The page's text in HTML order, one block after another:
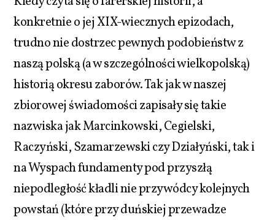
konkretnie o jej XIX-wiecznych epizodach,
trudno nie dostrzec pewnych podobieństw z
naszą polską (a w szczególności wielkopolską)
historią okresu zaborów. Tak jak w naszej
zbiorowej świadomości zapisały się takie
nazwiska jak Marcinkowski, Cegielski,
Raczyński, Szamarzewski czy Działyński, tak i
na Wyspach fundamenty pod przyszłą
niepodległość kładli nie przywódcy kolejnych
powstań (które przy duńskiej przewadze